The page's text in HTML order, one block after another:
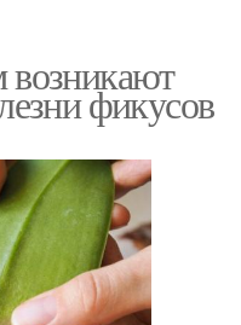
фикусов